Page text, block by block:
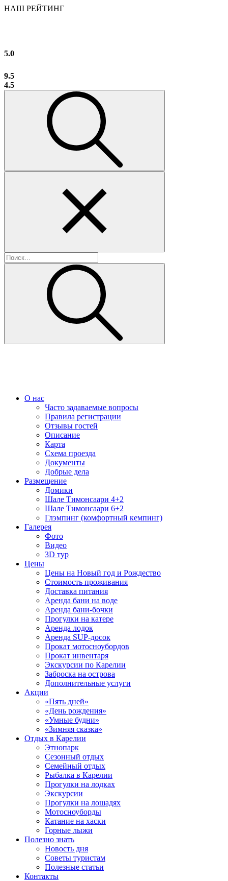
НАШ РЕЙТИНГ
5.0
9.5
4.5
О нас
Часто задаваемые вопросы
Правила регистрации
Отзывы гостей
Описание
Карта
Схема проезда
Документы
Добрые дела
Размещение
Домики
Шале Тимонсаари 4+2
Шале Тимонсаари 6+2
Глэмпинг (комфортный кемпинг)
Галерея
Фото
Видео
3D тур
Цены
Цены на Новый год и Рождество
Стоимость проживания
Доставка питания
Аренда бани на воде
Аренда бани-бочки
Прогулки на катере
Аренда лодок
Аренда SUP-досок
Прокат мотосноубордов
Прокат инвентаря
Экскурсии по Карелии
Заброска на острова
Дополнительные услуги
Акции
«Пять дней»
«День рождения»
«Умные будни»
«Зимняя сказка»
Отдых в Карелии
Этнопарк
Сезонный отдых
Семейный отдых
Рыбалка в Карелии
Прогулки на лодках
Экскурсии
Прогулки на лошадях
Мотосноуборды
Катание на хаски
Горные лыжи
Полезно знать
Новость дня
Советы туристам
Полезные статьи
Контакты